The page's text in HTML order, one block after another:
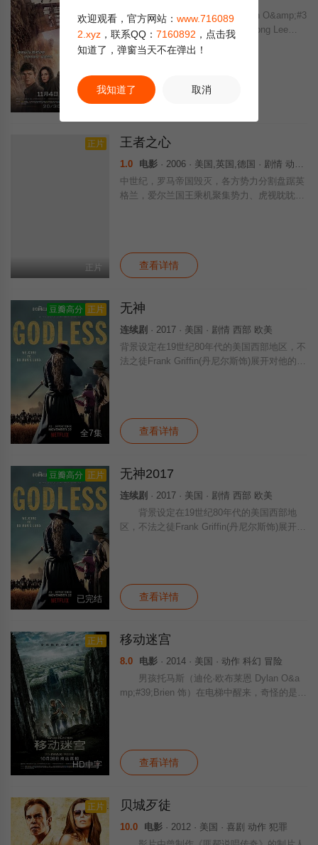
正片
托马斯（迪伦·欧布莱恩 Dylan O&amp;#3
9;Brien 饰）、米诺（李基弘 Ki Hong Lee
饰）一行人被带到一座神秘的庇护所，这个机
构由表里不一的詹森（艾丹·吉伦 Aidan Gill
查看详情
正片
正片
王者之心
1.0 电影 · 2006 · 美国,英国,德国 · 剧情 动作 爱情 冒险 古装
中世纪，罗马帝国毁灭，各方势力分割盘踞英
格兰，爱尔兰国王乘机聚集势力、虎视眈眈。
查看详情
豆瓣高分 正片
全7集
无神
连续剧 · 2017 · 美国 · 剧情 西部 欧美
背景设定在19世纪80年代的美国西部地区，不
法之徒Frank Griffin(丹尼尔斯饰)展开对他的前
查看详情
豆瓣高分 正片
已完结
无神2017
连续剧 · 2017 · 美国 · 剧情 西部 欧美
背景设定在19世纪80年代的美国西部地
区，不法之徒Frank Griffin(丹尼尔斯饰)展开对
查看详情
正片
HD中字
移动迷宫
8.0 电影 · 2014 · 美国 · 动作 科幻 冒险
男孩托马斯（迪伦·欧布莱恩 Dylan O&a
mp;#39;Brien 饰）在电梯中醒来，奇怪的是他
查看详情
正片 贝城歹徒
10.0 电影 · 2012 · 美国 · 喜剧 动作 犯罪
欢迎观看，官方网站： www.716089
2.xyz ，联系QQ： 7160892 ，点击我
知道了，弹窗当天不在弹出！
我知道了 取消